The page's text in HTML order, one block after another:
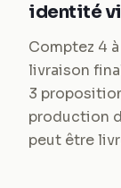
identité
Comptez 4
livraison
3
production
peut être